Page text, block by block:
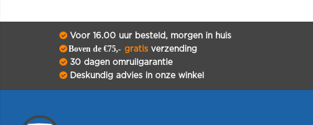
Voor 16.00 uur besteld, morgen in huis
Boven de €75,- gratisverzending
30 dagen omruilgarantie
Deskundig advies in onze winkel